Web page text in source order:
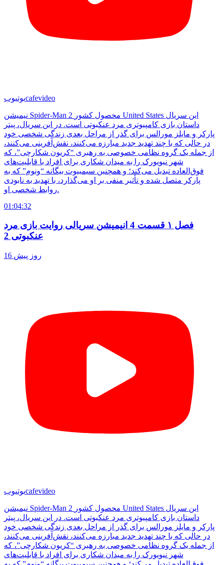
یوتیوبcafevideo
نیمیشن Spider-Man 2 محصول کشور United States این سریال
داستان بازی کامپیوتری مرد عنکبوتی است. در این سریال، پیتر
پارکر و مایلز مورالس برای گذر از مراحل بعدی زندگی شخصی خود
در حالی که با چند تهدید جدید مبارزه می‌کنند، نقش‌آفرینی می‌کنند،
از جمله یک گروه نظامی خصوصی به رهبری “کریون شکارچی”، که
شهر نیویورک را به میدان شکاری برای افراد با قابلیت‌های
فوق‌العاده تبدیل می‌کند؛ و همچنین سیمبیوت بیگانه “ونوم” که به
پارکر متصل شده و تأثیر منفی بر او می‌گذارد، با تهدید به نابودی
روابط شخصی او.
01:04:32
فصل ۱ قسمت 4 انیمیشن سریالی روایت بازی مرد
عنکبوتی 2
16 روز پیش
یوتیوبcafevideo
نیمیشن Spider-Man 2 محصول کشور United States این سریال
داستان بازی کامپیوتری مرد عنکبوتی است. در این سریال، پیتر
پارکر و مایلز مورالس برای گذر از مراحل بعدی زندگی شخصی خود
در حالی که با چند تهدید جدید مبارزه می‌کنند، نقش‌آفرینی می‌کنند،
از جمله یک گروه نظامی خصوصی به رهبری “کریون شکارچی”، که
شهر نیویورک را به میدان شکاری برای افراد با قابلیت‌های